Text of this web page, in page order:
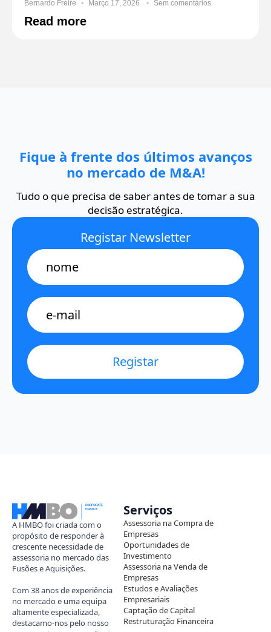
Bernardo Freire Março 17, 2026 Sem comentários
Read more
Fique à frente dos últimos avanços
no mercado de M&A!
Tudo o que precisa de saber antes de tomar a sua
decisão estratégica.
Registar Newsletter
Name
E-
mail
*
Registar
A HMBO foi criada com o
propósito de responder à
crescente necessidade de
assessoria no mercado das
Fusões e Aquisições.
Com 38 anos de experiência
no mercado e uma equipa
altamente especializada,
destacamo-nos pelo nosso
Serviços
Assessoria na Compra de
Empresas
Oportunidades de
Investimento
Assessoria na Venda de
Empresas
Estudos e Avaliações
Empresariais
Captação de Capital
Restruturação Financeira